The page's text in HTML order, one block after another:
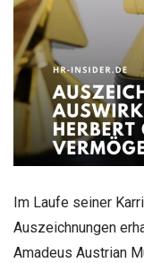
Im Laufe seiner
Auszeichnungen
Amadeus Austrian